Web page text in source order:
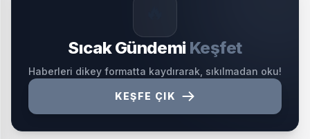
Sıcak Gündemi Keşfet
Haberleri dikey formatta kaydırarak, sıkılmadan oku!
KEŞFE ÇIK